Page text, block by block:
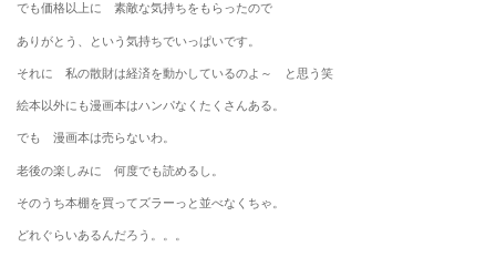
でも価格以上に 素敵な気持ちをもらったので
ありがとう、という気持ちでいっぱいです。
それに 私の散財は経済を動かしているのよ～ と思う笑
絵本以外にも漫画本はハンパなくたくさんある。
でも 漫画本は売らないわ。
老後の楽しみに 何度でも読めるし。
そのうち本棚を買ってズラーっと並べなくちゃ。
どれぐらいあるんだろう。。。